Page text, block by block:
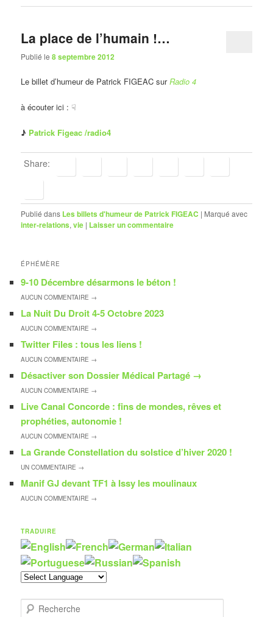
La place de l’humain !…
Publié le8 septembre 2012
Le billet d’humeur de Patrick FIGEAC surRadio 4
à écouter ici : ☟
♪ Patrick Figeac /radio4
Share:
Publié dans Les billets d'humeur de Patrick FIGEAC | Marqué avec
inter-relations,vie | Laisser un commentaire
ÉPHÉMÈRE
9-10 Décembre désarmons le béton !
AUCUNCOMMENTAIRE →
La Nuit Du Droit 4-5 Octobre 2023
AUCUNCOMMENTAIRE →
Twitter Files : tous les liens !
AUCUNCOMMENTAIRE →
Désactiver son Dossier Médical Partagé →
AUCUNCOMMENTAIRE →
Live Canal Concorde : fins de mondes, rêves et
prophéties, autonomie !
AUCUNCOMMENTAIRE →
La Grande Constellation du solstice d’hiver 2020 !
UNCOMMENTAIRE →
Manif GJ devant TF1 à Issy les moulinaux
AUCUNCOMMENTAIRE →
TRADUIRE